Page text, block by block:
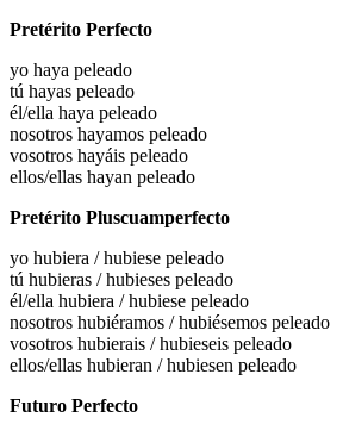
Pretérito Perfecto
yo haya peleado
tú hayas peleado
él/ella haya peleado
nosotros hayamos peleado
vosotros hayáis peleado
ellos/ellas hayan peleado
Pretérito Pluscuamperfecto
yo hubiera / hubiese peleado
tú hubieras / hubieses peleado
él/ella hubiera / hubiese peleado
nosotros hubiéramos / hubiésemos peleado
vosotros hubierais / hubieseis peleado
ellos/ellas hubieran / hubiesen peleado
Futuro Perfecto